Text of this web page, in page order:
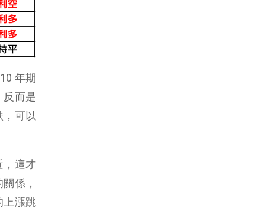
年期
反而是
，可以
，這才
係，
上漲跳